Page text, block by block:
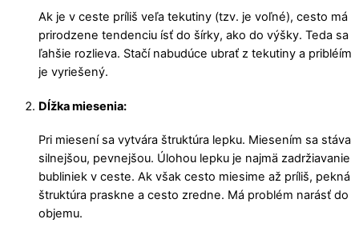
Ak je v ceste príliš veľa tekutiny (tzv. je voľné), cesto má
prirodzene tendenciu ísť do šírky, ako do výšky. Teda sa
ľahšie rozlieva. Stačí nabudúce ubrať z tekutiny a pribléím
je vyriešený.
Dĺžka miesenia:
Pri miesení sa vytvára štruktúra lepku. Miesením sa stáva
silnejšou, pevnejšou. Úlohou lepku je najmä zadržiavanie
bubliniek v ceste. Ak však cesto miesime až príliš, pekná
štruktúra praskne a cesto zredne. Má problém narásť do
objemu.